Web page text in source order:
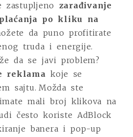
zastupljeno zarađivanje
po kliku na
da puno profitirate
truda i energije.
da se javi problem?
reklama koje se
sajtu. Možda ste
mali broj klikova na
često koriste AdBlock
banera i pop-up